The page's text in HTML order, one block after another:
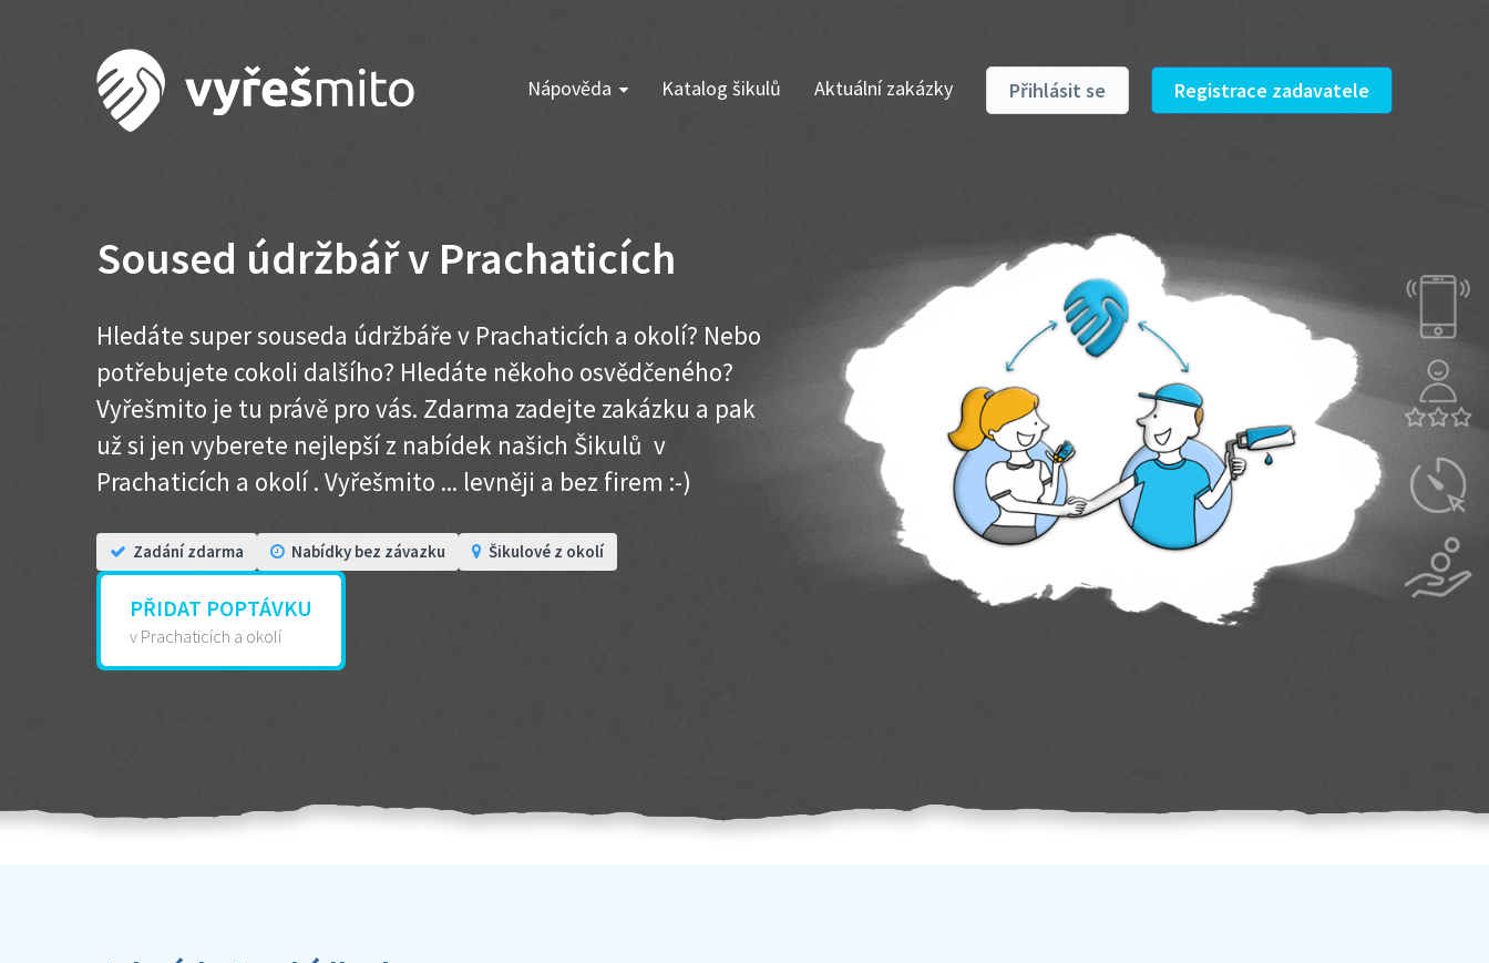
Nápověda Katalog šikulů Aktuální zakázky Přihlásit se Registrace zadavatele
Soused údržbář v Prachaticích
Hledáte super souseda údržbáře v Prachaticích a okolí? Nebo
potřebujete cokoli dalšího? Hledáte někoho osvědčeného?
Vyřešmito je tu právě pro vás. Zdarma zadejte zakázku a pak
už si jen vyberete nejlepší z nabídek našich Šikulů v
Prachaticích a okolí . Vyřešmito ... levněji a bez firem :-)
Zadání zdarma Nabídky bez závazku Šikulové z okolí
PŘIDAT POPTÁVKU
v Prachaticích a okolí